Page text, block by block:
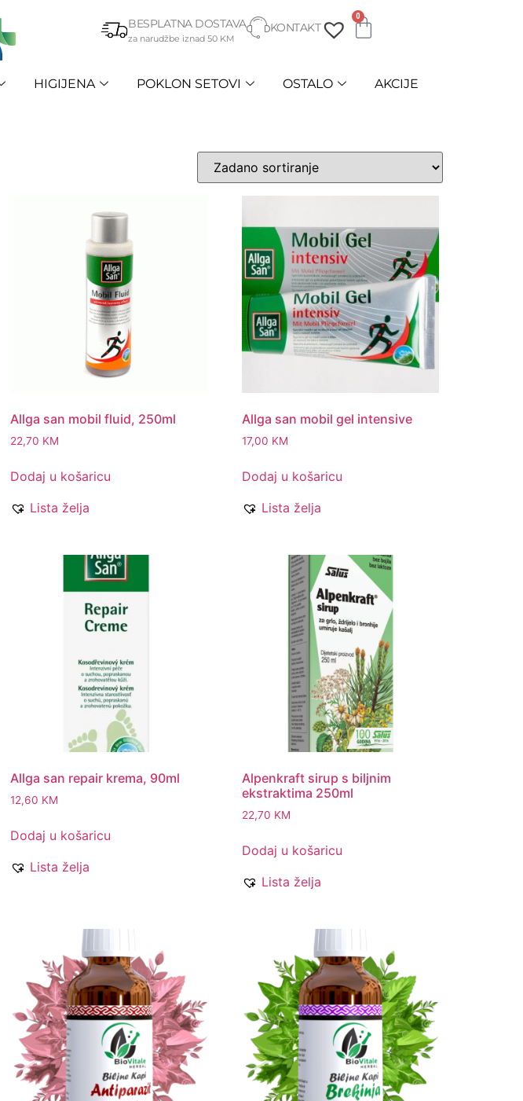
BESPLATNA DOSTAVA
za narudžbe iznad 50 KM
KONTAKT
0
HIGIJENA POKLON SETOVI OSTALO
AKCIJE
Allga san mobil fluid, 250ml
22,70 KM
Dodaj u košaricu
Lista želja
Allga san mobil gel intensive
17,00 KM
Dodaj u košaricu
Lista želja
Allga san repair krema, 90ml
12,60 KM
Dodaj u košaricu
Lista želja
Alpenkraft sirup s biljnim
ekstraktima 250ml
22,70 KM
Dodaj u košaricu
Lista želja